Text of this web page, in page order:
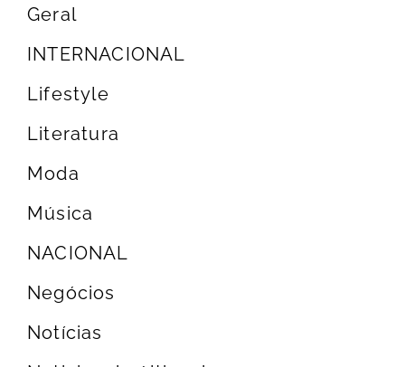
Geral
INTERNACIONAL
Lifestyle
Literatura
Moda
Música
NACIONAL
Negócios
Notícias